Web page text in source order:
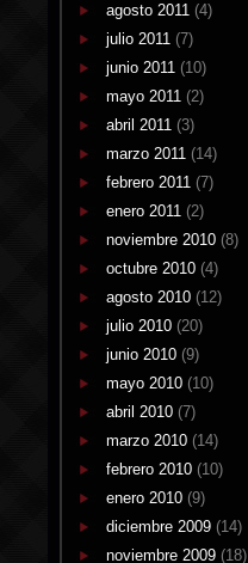
agosto 2011 (4)
julio 2011 (7)
junio 2011 (10)
mayo 2011 (2)
abril 2011 (3)
marzo 2011 (14)
febrero 2011 (7)
enero 2011 (2)
noviembre 2010 (8)
octubre 2010 (4)
agosto 2010 (12)
julio 2010 (20)
junio 2010 (9)
mayo 2010 (10)
abril 2010 (7)
marzo 2010 (14)
febrero 2010 (10)
enero 2010 (9)
diciembre 2009 (14)
noviembre 2009 (18)